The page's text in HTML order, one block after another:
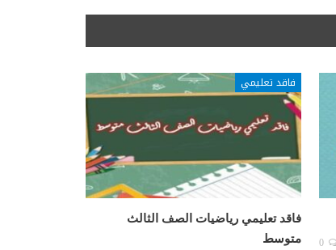
فاقد تعليمي
فاقد تعليمي رياضيات الصف الثالث
متوسط